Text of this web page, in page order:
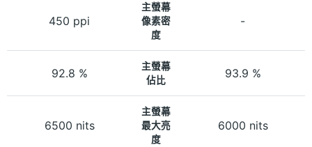
450 ppi
主螢幕
像素密
度
-
92.8 %
主螢幕
佔比
93.9 %
6500 nits
主螢幕
最大亮
度
6000 nits